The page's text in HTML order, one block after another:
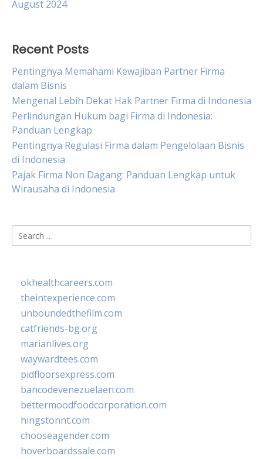
August 2024
Recent Posts
Pentingnya Memahami Kewajiban Partner Firma
dalam Bisnis
Mengenal Lebih Dekat Hak Partner Firma di Indonesia
Perlindungan Hukum bagi Firma di Indonesia:
Panduan Lengkap
Pentingnya Regulasi Firma dalam Pengelolaan Bisnis
di Indonesia
Pajak Firma Non Dagang: Panduan Lengkap untuk
Wirausaha di Indonesia
Search
for:
okhealthcareers.com
theintexperience.com
unboundedthefilm.com
catfriends-bg.org
marianlives.org
waywardtees.com
pidfloorsexpress.com
bancodevenezuelaen.com
bettermoodfoodcorporation.com
hingstonnt.com
chooseagender.com
hoverboardssale.com